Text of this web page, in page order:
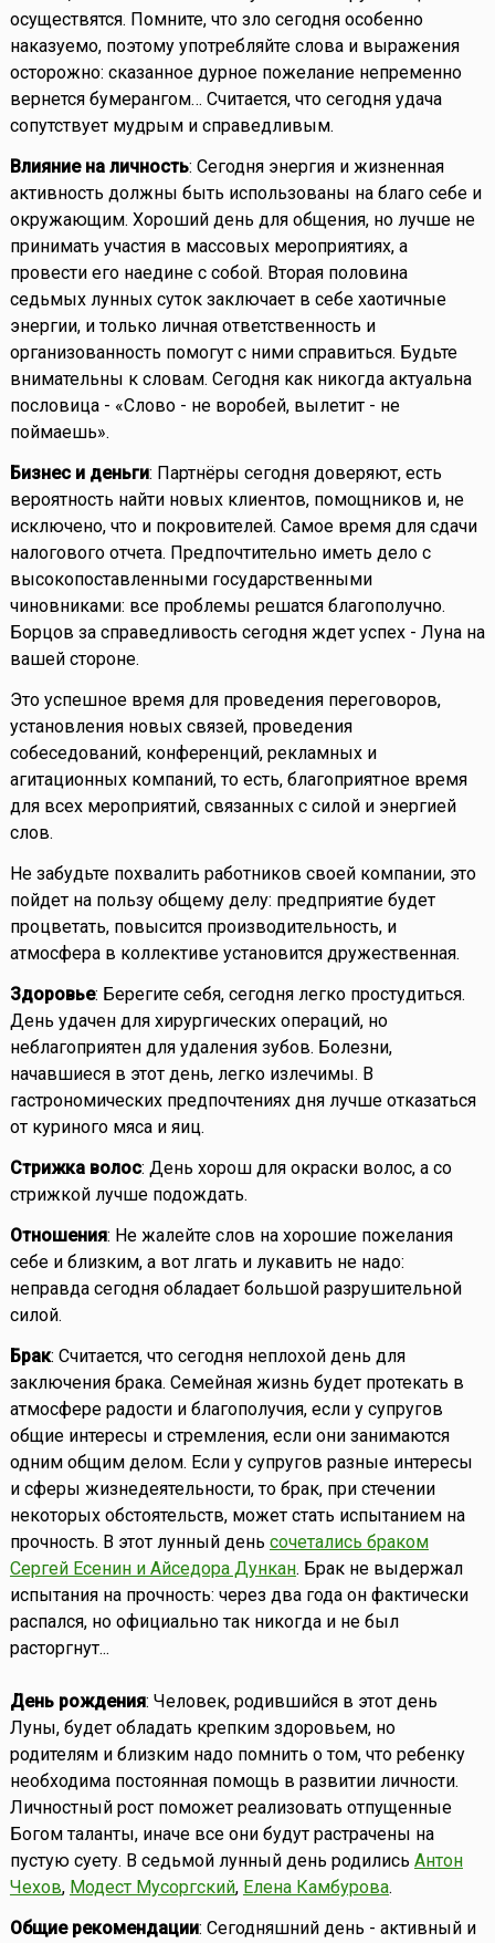
осуществятся. Помните, что зло сегодня особенно
наказуемо, поэтому употребляйте слова и выражения
осторожно: сказанное дурное пожелание непременно
вернется бумерангом… Считается, что сегодня удача
сопутствует мудрым и справедливым.
Влияние на личность: Сегодня энергия и жизненная
активность должны быть использованы на благо себе и
окружающим. Хороший день для общения, но лучше не
принимать участия в массовых мероприятиях, а
провести его наедине с собой. Вторая половина
седьмых лунных суток заключает в себе хаотичные
энергии, и только личная ответственность и
организованность помогут с ними справиться. Будьте
внимательны к словам. Сегодня как никогда актуальна
пословица - «Слово - не воробей, вылетит - не
поймаешь».
Бизнес и деньги: Партнёры сегодня доверяют, есть
вероятность найти новых клиентов, помощников и, не
исключено, что и покровителей. Самое время для сдачи
налогового отчета. Предпочтительно иметь дело с
высокопоставленными государственными
чиновниками: все проблемы решатся благополучно.
Борцов за справедливость сегодня ждет успех - Луна на
вашей стороне.
Это успешное время для проведения переговоров,
установления новых связей, проведения
собеседований, конференций, рекламных и
агитационных компаний, то есть, благоприятное время
для всех мероприятий, связанных с силой и энергией
слов.
Не забудьте похвалить работников своей компании, это
пойдет на пользу общему делу: предприятие будет
процветать, повысится производительность, и
атмосфера в коллективе установится дружественная.
Здоровье: Берегите себя, сегодня легко простудиться.
День удачен для хирургических операций, но
неблагоприятен для удаления зубов. Болезни,
начавшиеся в этот день, легко излечимы. В
гастрономических предпочтениях дня лучше отказаться
от куриного мяса и яиц.
Стрижка волос: День хорош для окраски волос, а со
стрижкой лучше подождать.
Отношения: Не жалейте слов на хорошие пожелания
себе и близким, а вот лгать и лукавить не надо:
неправда сегодня обладает большой разрушительной
силой.
Брак: Считается, что сегодня неплохой день для
заключения брака. Семейная жизнь будет протекать в
атмосфере радости и благополучия, если у супругов
общие интересы и стремления, если они занимаются
одним общим делом. Если у супругов разные интересы
и сферы жизнедеятельности, то брак, при стечении
некоторых обстоятельств, может стать испытанием на
прочность. В этот лунный день сочетались браком
Сергей Есенин и Айседора Дункан. Брак не выдержал
испытания на прочность: через два года он фактически
распался, но официально так никогда и не был
расторгнут...
День рождения: Человек, родившийся в этот день
Луны, будет обладать крепким здоровьем, но
родителям и близким надо помнить о том, что ребенку
необходима постоянная помощь в развитии личности.
Личностный рост поможет реализовать отпущенные
Богом таланты, иначе все они будут растрачены на
пустую суету. В седьмой лунный день родились Антон
Чехов, Модест Мусоргский, Елена Камбурова.
Общие рекомендации: Сегодняшний день - активный и